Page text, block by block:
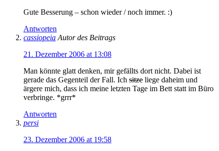
Gute Besserung – schon wieder / noch immer. :)
Antworten
cassiopeia Autor des Beitrags
21. Dezember 2006 at 13:08
Man könnte glatt denken, mir gefällts dort nicht. Dabei ist
gerade das Gegenteil der Fall. Ich sitze liege daheim und
ärgere mich, dass ich meine letzten Tage im Bett statt im Büro
verbringe. *grrr*
Antworten
persi
23. Dezember 2006 at 19:58